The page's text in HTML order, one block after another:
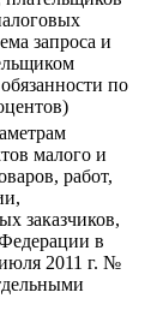
запроса и
по
малого и
работ,
заказчиков,
в
2011 г. №